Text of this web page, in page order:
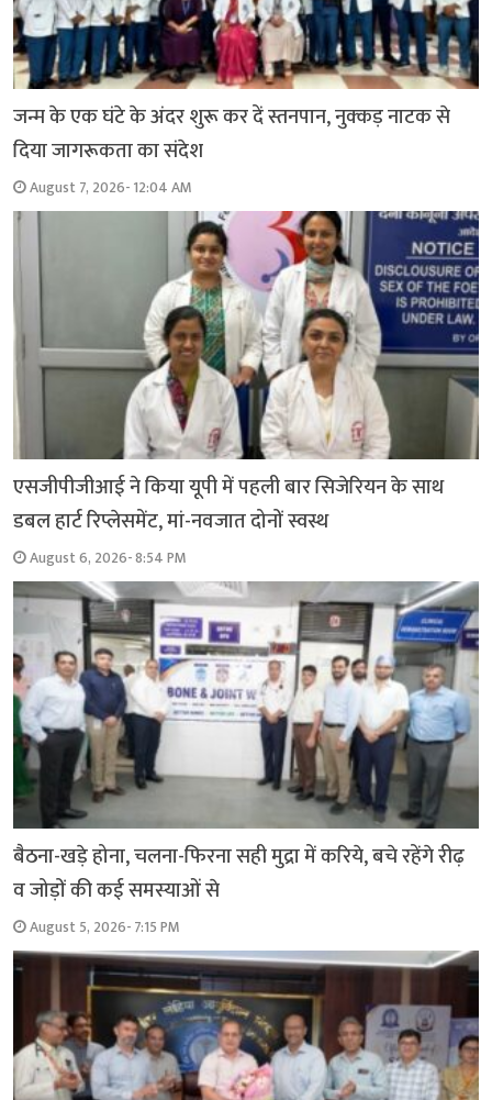
जन्म के एक घंटे के अंदर शुरू कर दें स्तनपान, नुक्कड़ नाटक से
दिया जागरूकता का संदेश
August 7, 2026- 12:04 AM
एसजीपीजीआई ने किया यूपी में पहली बार सिजेरियन के साथ
डबल हार्ट रिप्लेसमेंट, मां-नवजात दोनों स्वस्थ
August 6, 2026- 8:54 PM
बैठना-खड़े होना, चलना-फिरना सही मुद्रा में करिये, बचे रहेंगे रीढ़
व जोड़ों की कई समस्याओं से
August 5, 2026- 7:15 PM